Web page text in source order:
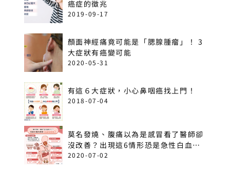
癌症的徵兆
2019-09-17
顏面神經痛竟可能是「腮腺腫瘤」！ 3
大症狀有癌變可能
2020-05-31
有這６大症狀，小心鼻咽癌找上門！
2018-07-04
莫名發燒、腹痛以為是感冒看了醫師卻
沒改善？出現這6情形恐是急性白血
病！
2020-07-02